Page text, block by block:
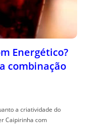
Energético?
combinação
a criatividade do
Caipirinha com